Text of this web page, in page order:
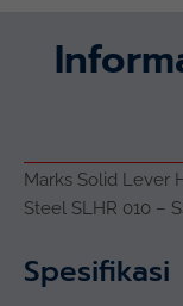
Marks Solid Lever
Steel SLHR 010 –
Spesifikasi